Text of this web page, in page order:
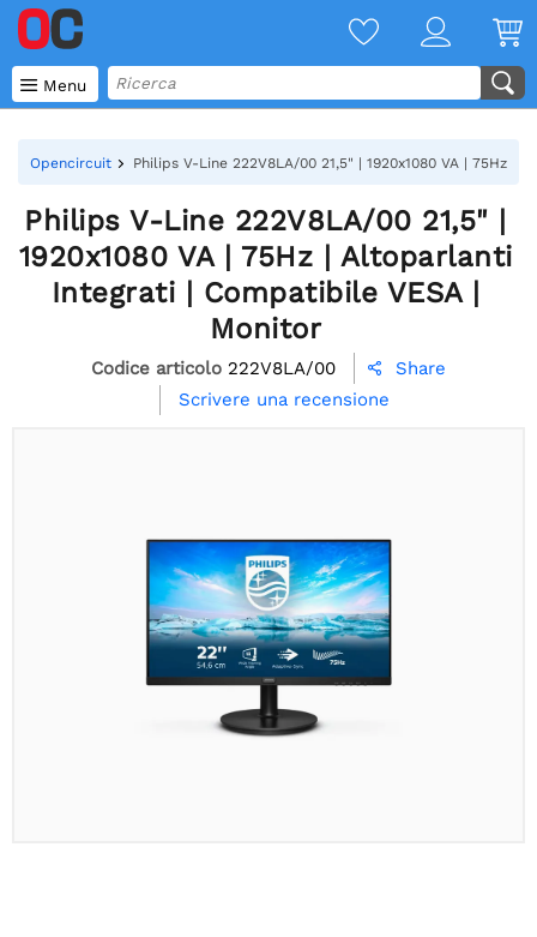
 Menu
Opencircuit Philips V-Line 222V8LA/00 21,5" | 1920x1080 VA | 75Hz
Philips V-Line 222V8LA/00 21,5" |
1920x1080 VA | 75Hz | Altoparlanti
Integrati | Compatibile VESA |
Monitor
Codice articolo 222V8LA/00 
Share
Scrivere una recensione